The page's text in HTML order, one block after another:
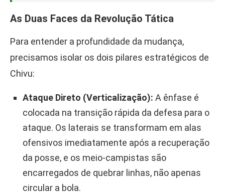
As Duas Faces da Revolução Tática
Para entender a profundidade da mudança,
precisamos isolar os dois pilares estratégicos de
Chivu:
Ataque Direto (Verticalização): A ênfase é
colocada na transição rápida da defesa para o
ataque. Os laterais se transformam em alas
ofensivos imediatamente após a recuperação
da posse, e os meio-campistas são
encarregados de quebrar linhas, não apenas
circular a bola.